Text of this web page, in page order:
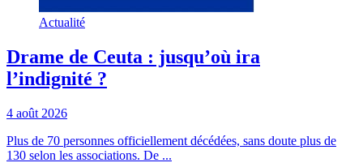
Actualité
Drame de Ceuta : jusqu’où ira
l’indignité ?
4 août 2026
Plus de 70 personnes officiellement décédées, sans doute plus de
130 selon les associations. De ...